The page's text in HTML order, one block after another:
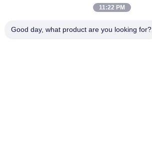
11:22 PM
Good day, what product are you looking for?